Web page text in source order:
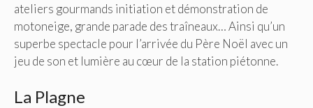
ateliers gourmands initiation et démonstration de
motoneige, grande parade des traîneaux… Ainsi qu’un
superbe spectacle pour l’arrivée du Père Noël avec un
jeu de son et lumière au cœur de la station piétonne.
La Plagne